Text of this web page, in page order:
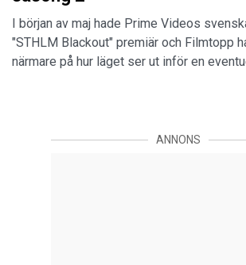
I början av maj hade Prime Videos
"STHLM Blackout" premiär och Filmtopp
närmare på hur läget ser ut inför en
ANNONS